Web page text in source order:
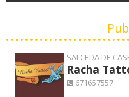
SALCEDA DE
Racha
671657557